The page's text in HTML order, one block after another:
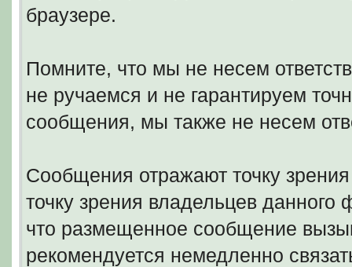
браузере.
Помните, что мы не несем
не ручаемся и не гарантируем
сообщения, мы также не несем
Сообщения отражают точку
точку зрения владельцев
что размещенное сообщение
рекомендуется немедленно